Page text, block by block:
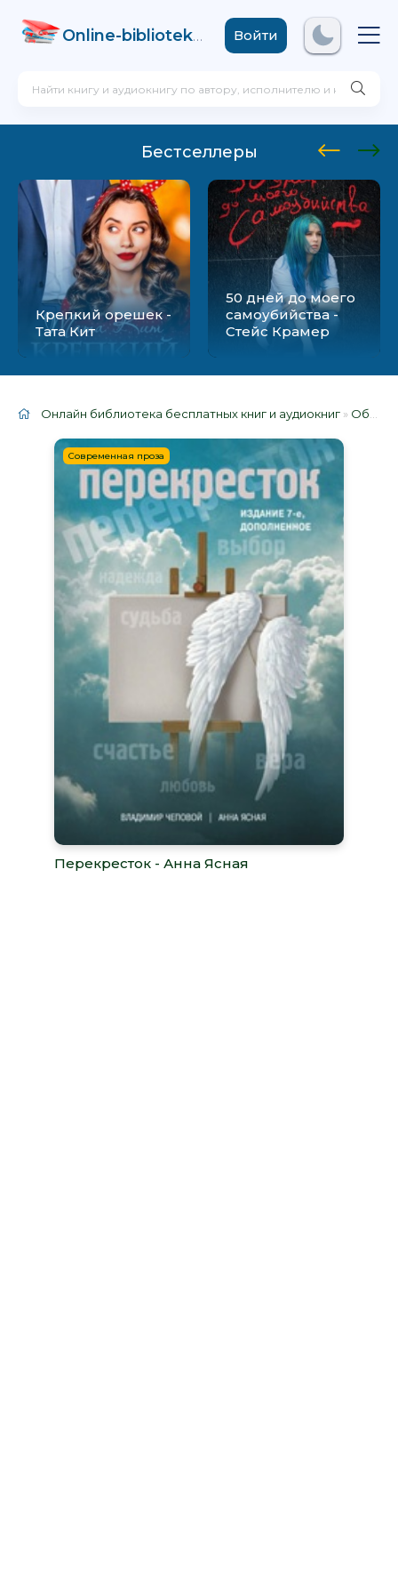
Online-biblioteka .comВойти
Бестселлеры
Крепкий орешек -
Тата Кит
50 дней до моего
самоубийства -
Стейс Крамер
Онлайн библиотека бесплатных книг и аудиокниг » Облако тегов
Современная проза
Перекресток - Анна Ясная